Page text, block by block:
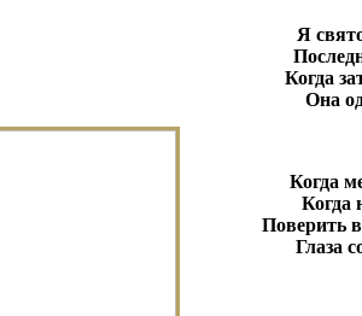
Я
Когда
Она
Когда
Когда
Поверить в
Глаза